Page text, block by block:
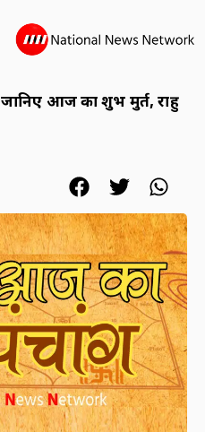
जानिए आज का शुभ मुहूर्त, राहु